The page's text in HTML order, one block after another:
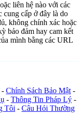
liên hệ nào với các
cung cấp ở đây là do
không chính xác hoặc
bảo đảm hay cam kết
mình bằng các URL
- Chính Sách Bảo Mật -
- Thông Tin Pháp Lý -
Tôi - Câu Hỏi Thường